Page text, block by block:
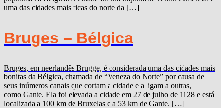
uma das cidades mais ricas do norte da […]
Bruges – Bélgica
Bruges, em neerlandês Brugge, é considerada uma das cidades mais
bonitas da Bélgica, chamada de “Veneza do Norte” por causa de
seus inúmeros canais que cortam a cidade e a ligam a outras,
como Gante. Ela foi elevada a cidade em 27 de julho de 1128 e está
localizada a 100 km de Bruxelas e a 53 km de Gante. […]